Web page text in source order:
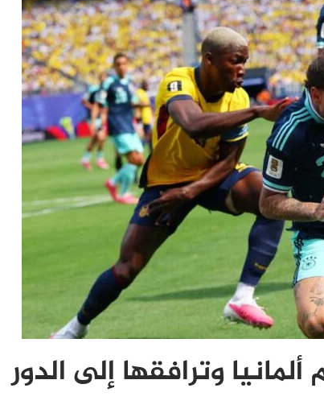
وترافقها إلى الدور